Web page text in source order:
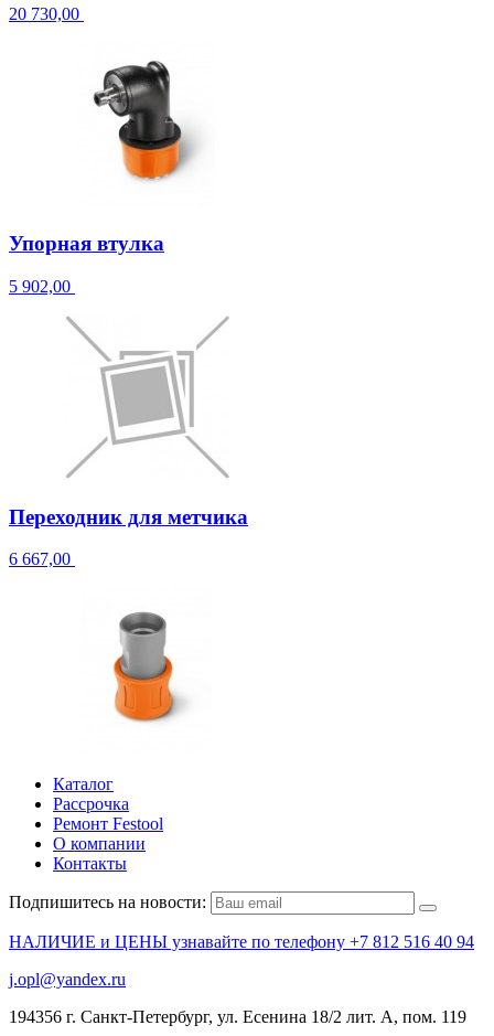
20 730,00
Упорная втулка
5 902,00
Переходник для метчика
6 667,00
Каталог
Рассрочка
Ремонт Festool
О компании
Контакты
Подпишитесь на новости:
НАЛИЧИЕ и ЦЕНЫ узнавайте по телефону +7 812 516 40 94
j.opl@yandex.ru
194356 г. Санкт-Петербург, ул. Есенина 18/2 лит. А, пом. 119